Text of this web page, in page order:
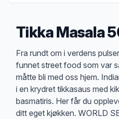
Tikka Masala
Produktbeskrivelse
Fra rundt om i verdens
funnet street food som var
måtte bli med oss hjem.
i en krydret tikkasaus med
basmatiris. Her får du
ditt eget kjøkken. WORLD